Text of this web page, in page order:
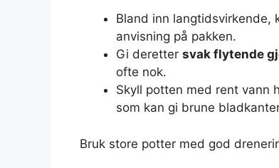
Bland inn langtidsvirkende,
anvisning på pakken.
Gi deretter svak flytende
ofte nok.
Skyll potten med rent vann
som kan gi brune
Bruk store potter med god